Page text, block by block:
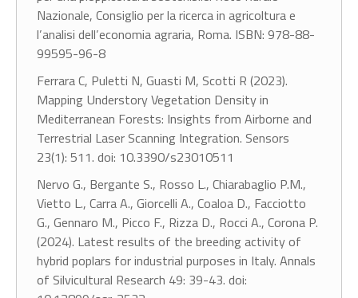
Nazionale, Consiglio per la ricerca in agricoltura e
l’analisi dell’economia agraria, Roma. ISBN: 978-88-
99595-96-8
Ferrara C, Puletti N, Guasti M, Scotti R (2023).
Mapping Understory Vegetation Density in
Mediterranean Forests: Insights from Airborne and
Terrestrial Laser Scanning Integration. Sensors
23(1): 511. doi: 10.3390/s23010511
Nervo G., Bergante S., Rosso L., Chiarabaglio P.M.,
Vietto L., Carra A., Giorcelli A., Coaloa D., Facciotto
G., Gennaro M., Picco F., Rizza D., Rocci A., Corona P.
(2024). Latest results of the breeding activity of
hybrid poplars for industrial purposes in Italy. Annals
of Silvicultural Research 49: 39-43. doi: